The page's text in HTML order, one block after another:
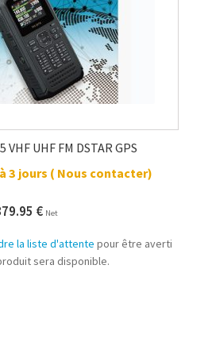
UHF FM DSTAR GPS
3 jours ( Nous contacter)
€ Net
la liste d'attente pour être averti
sera disponible.